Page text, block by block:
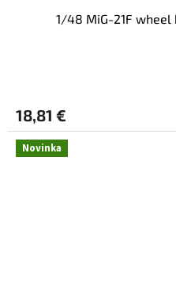
1/48 MiG-21F wheel
18,81 €
Novinka